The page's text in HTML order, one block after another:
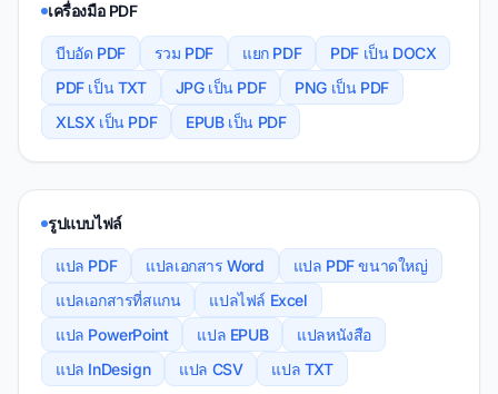
เครื่องมือ PDF
บีบอัด PDF รวม PDF แยก PDF
PDF เป็น DOCX
PDF เป็น TXT
JPG เป็น PDF
PNG เป็น PDF
XLSX เป็น PDF
EPUB เป็น PDF
รูปแบบไฟล์
แปล PDF แปลเอกสาร Word
แปล PDF ขนาดใหญ่
แปลเอกสารที่สแกน
แปลไฟล์ Excel
แปล PowerPoint
แปล EPUB
แปลหนังสือ
แปล InDesign
แปล CSV แปล TXT